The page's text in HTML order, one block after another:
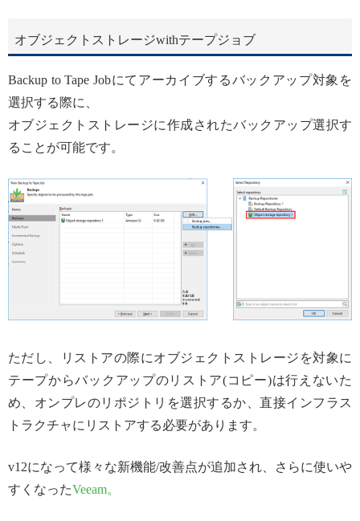
オブジェクトストレージwithテープジョブ
Backup to Tape Jobにてアーカイブするバックアップ対象を
選択する際に、
オブジェクトストレージに作成されたバックアップ選択す
ることが可能です。
ただし、リストアの際にオブジェクトストレージを対象に
テープからバックアップのリストア(コピー)は行えないた
め、オンプレのリポジトリを選択するか、直接インフラス
トラクチャにリストアする必要があります。
v12になって様々な新機能/改善点が追加され、さらに使いや
すくなったVeeam。